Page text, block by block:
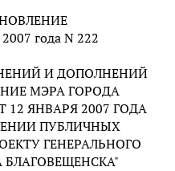
года N 222
И ДОПОЛНЕНИЙ
МЭРА ГОРОДА
ЯНВАРЯ 2007 ГОДА
ПУБЛИЧНЫХ
ГЕНЕРАЛЬНОГО